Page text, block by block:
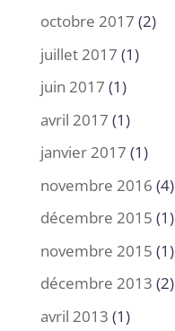
octobre 2017 (2)
juillet 2017 (1)
juin 2017 (1)
avril 2017 (1)
janvier 2017 (1)
novembre 2016 (4)
décembre 2015 (1)
novembre 2015 (1)
décembre 2013 (2)
avril 2013 (1)